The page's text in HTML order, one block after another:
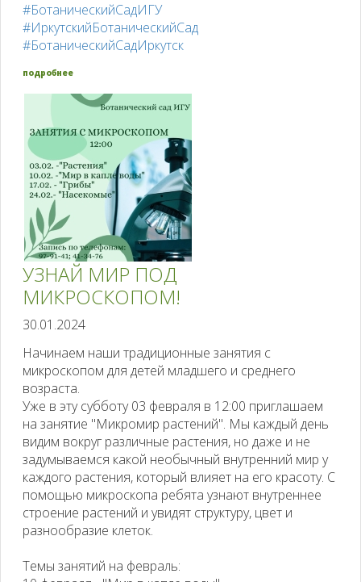
#БотаническийСадИГУ
#ИркутскийБотаническийСад
#БотаническийСадИркутск
подробнее
УЗНАЙ МИР ПОД
МИКРОСКОПОМ!
30.01.2024
Начинаем наши традиционные занятия с
микроскопом для детей младшего и среднего
возраста.
Уже в эту субботу 03 февраля в 12:00 приглашаем
на занятие "Микромир растений". Мы каждый день
видим вокруг различные растения, но даже и не
задумываемся какой необычный внутренний мир у
каждого растения, который влияет на его красоту. С
помощью микроскопа ребята узнают внутреннее
строение растений и увидят структуру, цвет и
разнообразие клеток.
Темы занятий на февраль: